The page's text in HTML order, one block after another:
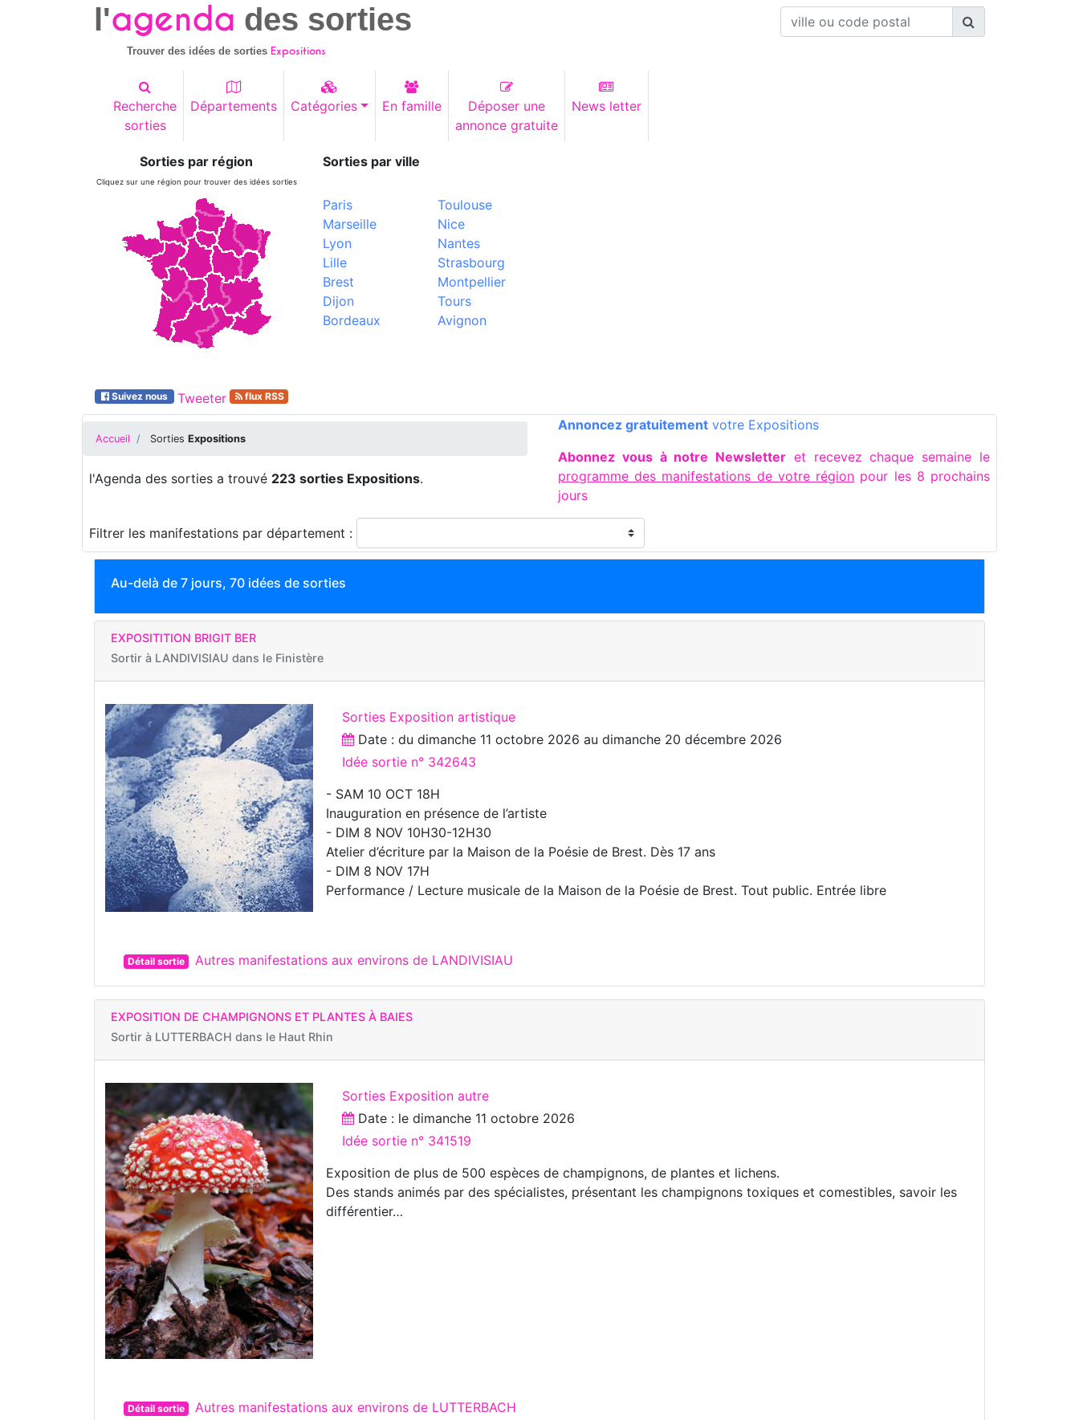
l'agenda des sorties
Trouver des idées de sorties Expositions
Recherche
sorties
Départements Catégories En famille
Déposer une
annonce gratuite
News letter
Sorties par région
Cliquez sur une région pour trouver des idées sorties
Sorties par ville
Paris
Marseille
Lyon
Lille
Brest
Dijon
Bordeaux
Toulouse
Nice
Nantes
Strasbourg
Montpellier
Tours
Avignon
Suivez nous Tweeter flux RSS
Accueil Sorties Expositions
l'Agenda des sorties a trouvé 223 sorties Expositions.
Annoncez gratuitement votre Expositions
Abonnez vous à notre Newsletter et recevez chaque semaine le
programme des manifestations de votre région pour les 8 prochains
jours
Filtrer les manifestations par département :
Au-delà de 7 jours, 70 idées de sorties
EXPOSITITION BRIGIT BER
Sortir à LANDIVISIAU dans le Finistère
Sorties Exposition artistique
Date : du dimanche 11 octobre 2026 au dimanche 20 décembre 2026
Idée sortie n° 342643
- SAM 10 OCT 18H
Inauguration en présence de l’artiste
- DIM 8 NOV 10H30-12H30
Atelier d’écriture par la Maison de la Poésie de Brest. Dès 17 ans
- DIM 8 NOV 17H
Performance / Lecture musicale de la Maison de la Poésie de Brest. Tout public. Entrée libre
Détail sortie Autres manifestations aux environs de LANDIVISIAU
EXPOSITION DE CHAMPIGNONS ET PLANTES À BAIES
Sortir à LUTTERBACH dans le Haut Rhin
Sorties Exposition autre
Date : le dimanche 11 octobre 2026
Idée sortie n° 341519
Exposition de plus de 500 espèces de champignons, de plantes et lichens.
Des stands animés par des spécialistes, présentant les champignons toxiques et comestibles, savoir les
différentier…
Détail sortie Autres manifestations aux environs de LUTTERBACH